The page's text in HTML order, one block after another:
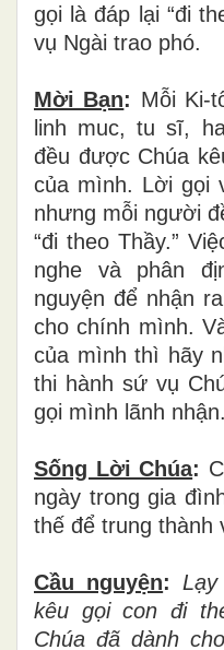
gọi là đáp lại “đi
vụ Ngài trao phó.
Mời Bạn: Mỗi Ki-
linh muc, tu sĩ,
đều được Chúa
của mình. Lời gọi
nhưng mỗi người
“đi theo Thầy.”
nghe và phân
nguyện để nhận
cho chính mình.
của mình thì hãy
thi hành sứ vụ
gọi mình lãnh nhận.
Sống Lời Chúa:
ngày trong gia
thế để trung thành
Cầu nguyện:
kêu gọi con đi
Chúa đã dành